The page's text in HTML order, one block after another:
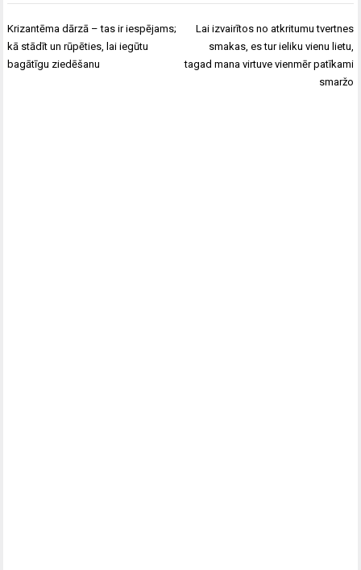
Post
navigation
Krizantēma dārzā – tas ir iespējams;
kā stādīt un rūpēties, lai iegūtu
bagātīgu ziedēšanu
Lai izvairītos no atkritumu tvertnes
smakas, es tur ieliku vienu lietu,
tagad mana virtuve vienmēr patīkami
smaržo